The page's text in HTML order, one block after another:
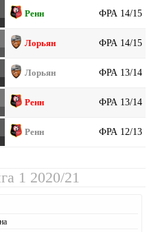
Ренн ФРА 14/15
Лорьян ФРА 14/15
Лорьян ФРА 13/14
Ренн ФРА 13/14
Ренн ФРА 12/13
1 2020/21